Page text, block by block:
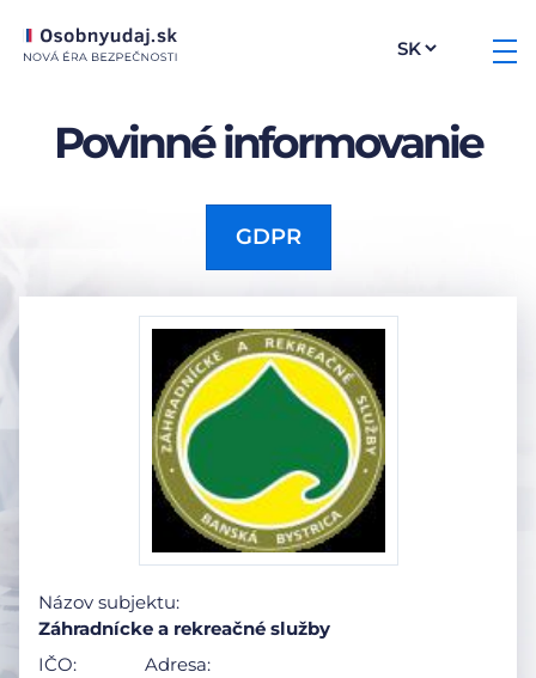
Povinné informovanie
GDPR
Názov subjektu:
Záhradnícke a rekreačné služby
IČO:
Adresa: